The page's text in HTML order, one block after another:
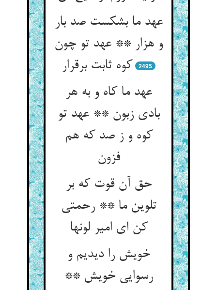
عهد ما بشکست صد بار
و هزار ** عهد تو چون
کوه ثابت برقرار
2495
عهد ما کاه و به هر
بادی زبون ** عهد تو
کوه و ز صد که هم
فزون‏
حق آن قوت که بر
تلوین ما ** رحمتی
کن ای امیر لونها
خویش را دیدیم و
رسوایی خویش **